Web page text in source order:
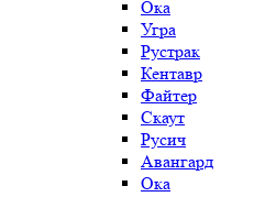
Ока
Угра
Рустрак
Кентавр
Файтер
Скаут
Русич
Авангард
Ока